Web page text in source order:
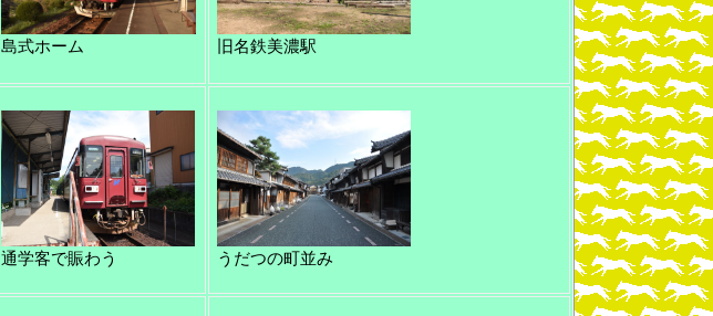
島式ホーム 旧名鉄美濃駅
通学客で賑わう うだつの町並み